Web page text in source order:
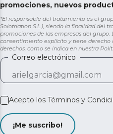
promociones, nuevos
*El responsable del tratamiento es el
Solotriatlon S.L.), siendo la finalidad del
promociones de las empresas del
consentimiento explícito y tiene derecho
derechos, como se indica en nuestra
Correo electrónico
Acepto los Términos y
¡Me suscribo!